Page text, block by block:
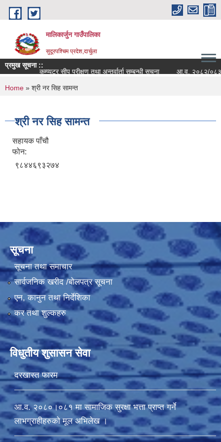
Skip to main content
मालिकार्जुन गाउँपालिका
सुदूरपश्चिम प्रदेश,दार्चुला
प्रमुख सूचना ::
कम्प्युटर सीप परीक्षण तथा अन्तर्वार्ता सम्बन्धी सूचना
आ.व. २०८२/०८३ को
You are here
Home » श्री नर सिह सामन्त
श्री नर सिह सामन्त
सहायक पाँचौ
फोन:
९८४४६९३२७४
सूचना
सूचना तथा समाचार
सार्वजनिक खरीद /बोलपत्र सूचना
एन, कानुन तथा निर्देशिका
कर तथा शुल्कहरु
विधुतीय शुसासन सेवा
दरखास्त फारम
आ.व. २०८०।०८१ मा सामाजिक सुरक्षा भत्ता प्राप्त गर्ने
लाभग्राहीहरुको मूल अभिलेख ।